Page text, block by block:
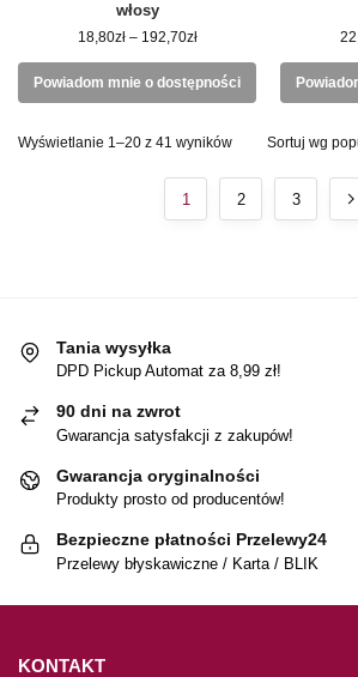
włosy
18,80zł – 192,70zł
Powiadom mnie o dostępności
Wyświetlanie 1–20 z 41 wyników
1 2 3
Tania wysyłka
DPD Pickup Automat za 8,99 zł!
90 dni na zwrot
Gwarancja satysfakcji z zakupów!
Gwarancja oryginalności
Produkty prosto od producentów!
Bezpieczne płatności Przelewy24
Przelewy błyskawiczne / Karta / BLIK
KONTAKT